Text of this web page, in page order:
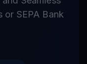
or SEPA Bank